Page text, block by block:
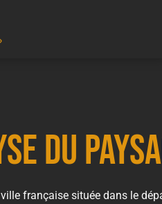
du
française située dans le